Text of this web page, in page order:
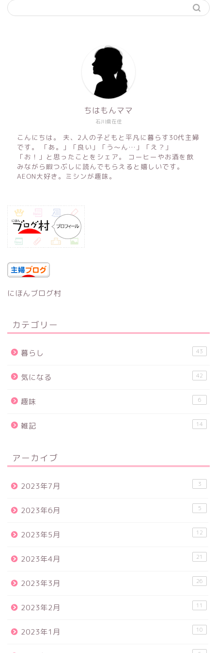
石川県在住
ちはもんママ
こんにちは。 夫、2人の子どもと平凡に暮らす30代主婦
です。 「あ。」「良い」「う〜ん…」「え？」
「お！」と思ったことをシェア。 コーヒーやお酒を飲
みながら暇つぶしに読んでもらえると嬉しいです。
AEON大好き。ミシンが趣味。
にほんブログ村
カテゴリー
暮らし 43
気になる 42
趣味 6
雑記 14
アーカイブ
2023年7月 3
2023年6月 5
2023年5月 12
2023年4月 21
2023年3月 26
2023年2月 11
2023年1月 10